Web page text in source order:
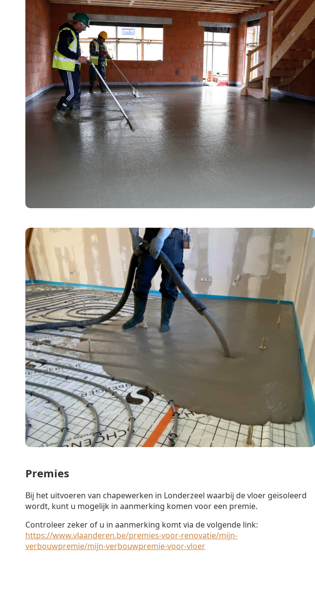
Premies
Bij het uitvoeren van chapewerken in Londerzeel waarbij de vloer geïsoleerd
wordt, kunt u mogelijk in aanmerking komen voor een premie.
Controleer zeker of u in aanmerking komt via de volgende link:
https://www.vlaanderen.be/premies-voor-renovatie/mijn-
verbouwpremie/mijn-verbouwpremie-voor-vloer